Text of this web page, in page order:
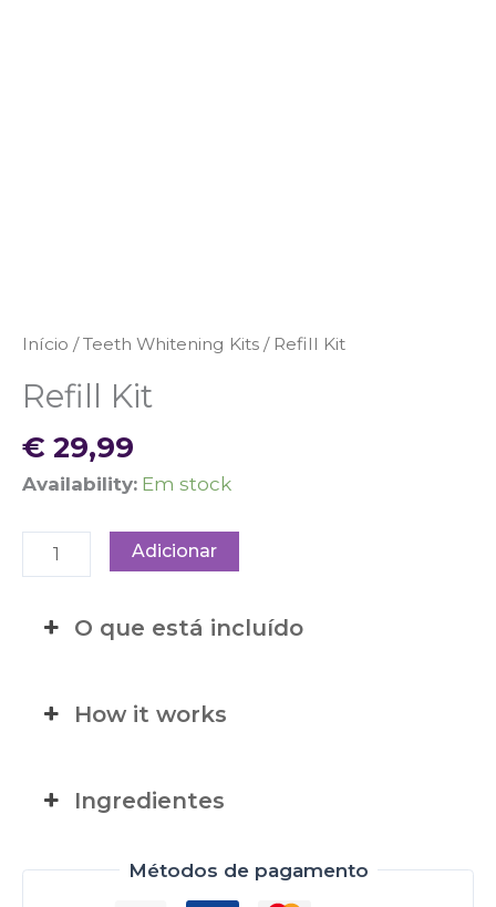
Início /Teeth Whitening Kits / Refill Kit
Refill Kit
€ 29,99
Availability: Em stock
Adicionar
O que está incluído
How it works
Ingredientes
Métodos de pagamento